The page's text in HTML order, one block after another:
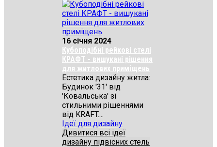
16 січня 2024
Кубоподібні рейкові стелі
КРАФТ - вишукані рішення
для житлових приміщень
Естетика дизайну житла:
Будинок '31' від
'Ковальська' зі
стильними рішеннями
від KRAFT....
Ідеї для дизайну
Дивитися всі ідеї
дизайну підвісних стель